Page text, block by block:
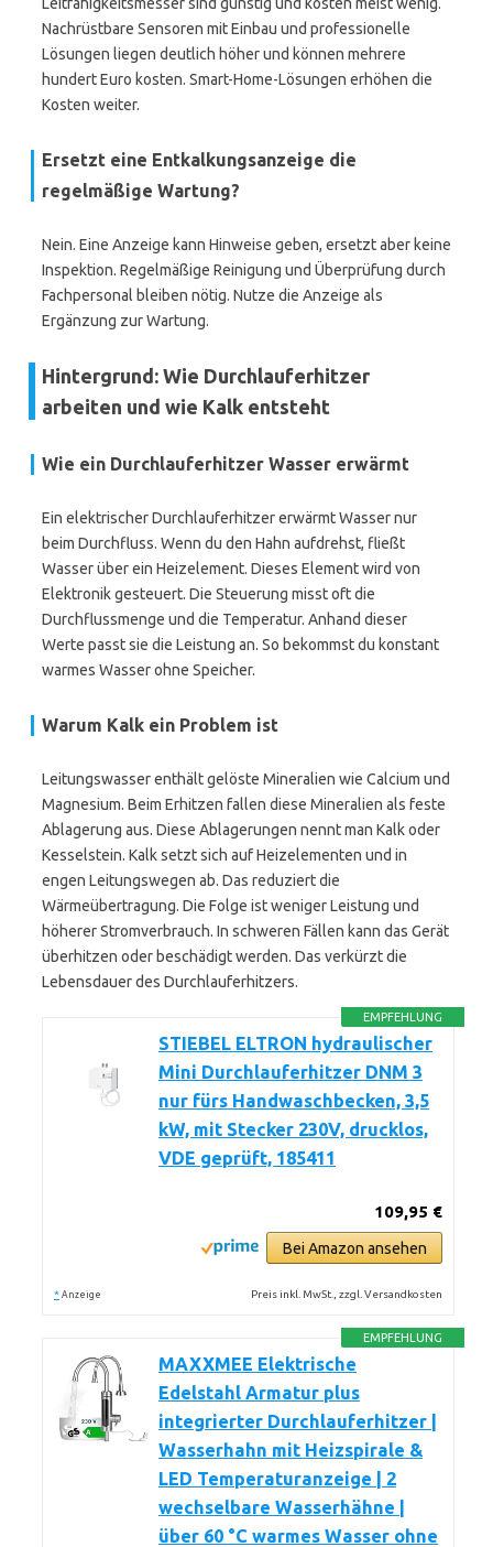
Nachrüstbare Sensoren mit Einbau und professionelle
Lösungen liegen deutlich höher und können mehrere
hundert Euro kosten. Smart-Home-Lösungen erhöhen die
Kosten weiter.
Ersetzt eine Entkalkungsanzeige die
regelmäßige Wartung?
Nein. Eine Anzeige kann Hinweise geben, ersetzt aber keine
Inspektion. Regelmäßige Reinigung und Überprüfung durch
Fachpersonal bleiben nötig. Nutze die Anzeige als
Ergänzung zur Wartung.
Hintergrund: Wie Durchlauferhitzer
arbeiten und wie Kalk entsteht
Wie ein Durchlauferhitzer Wasser erwärmt
Ein elektrischer Durchlauferhitzer erwärmt Wasser nur
beim Durchfluss. Wenn du den Hahn aufdrehst, fließt
Wasser über ein Heizelement. Dieses Element wird von
Elektronik gesteuert. Die Steuerung misst oft die
Durchflussmenge und die Temperatur. Anhand dieser
Werte passt sie die Leistung an. So bekommst du konstant
warmes Wasser ohne Speicher.
Warum Kalk ein Problem ist
Leitungswasser enthält gelöste Mineralien wie Calcium und
Magnesium. Beim Erhitzen fallen diese Mineralien als feste
Ablagerung aus. Diese Ablagerungen nennt man Kalk oder
Kesselstein. Kalk setzt sich auf Heizelementen und in
engen Leitungswegen ab. Das reduziert die
Wärmeübertragung. Die Folge ist weniger Leistung und
höherer Stromverbrauch. In schweren Fällen kann das Gerät
überhitzen oder beschädigt werden. Das verkürzt die
Lebensdauer des Durchlauferhitzers.
EMPFEHLUNG
STIEBEL ELTRON hydraulischer
Mini Durchlauferhitzer DNM 3
nur fürs Handwaschbecken, 3,5
kW, mit Stecker 230V, drucklos,
VDE geprüft, 185411
109,95 €
Bei Amazon ansehen
* Anzeige Preis inkl. MwSt., zzgl. Versandkosten
EMPFEHLUNG
MAXXMEE Elektrische
Edelstahl Armatur plus
integrierter Durchlauferhitzer |
Wasserhahn mit Heizspirale &
LED Temperaturanzeige | 2
wechselbare Wasserhähne |
über 60 °C warmes Wasser ohne